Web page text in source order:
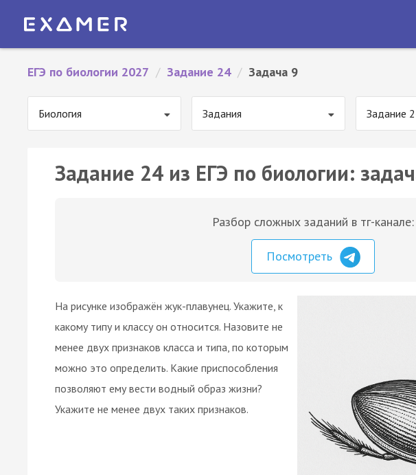
ЕГЭ по биологии 2027 / Задание 24 / Задача 9
Биология Задания Задание
Задание 24 из ЕГЭ по биологии:
Разбор сложных заданий в тг-канале:
Посмотреть
На рисунке изображён жук-плавунец. Укажите, к
какому типу и классу он относится. Назовите не
менее двух признаков класса и типа, по которым
можно это определить. Какие приспособления
позволяют ему вести водный образ жизни?
Укажите не менее двух таких признаков.